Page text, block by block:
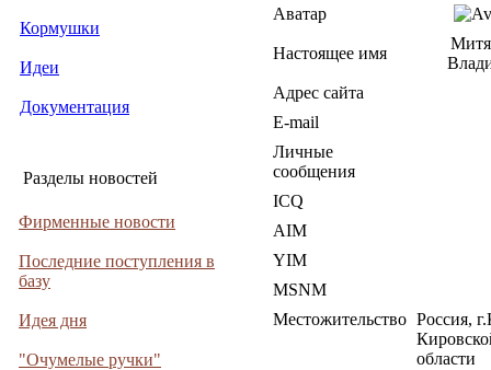
Кормушки
Идеи
Документация
Разделы новостей
Фирменные новости
Последние поступления в
базу
Идея дня
"Очумелые ручки"
Аватар
Настоящее имя
Адрес сайта
E-mail
Личные
сообщения
ICQ
AIM
YIM
MSNM
Местожительство Россия,
области